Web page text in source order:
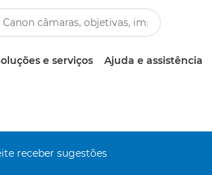
e serviços Ajuda e assistência
receber sugestões